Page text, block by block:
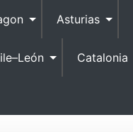
Asturias
Catalonia